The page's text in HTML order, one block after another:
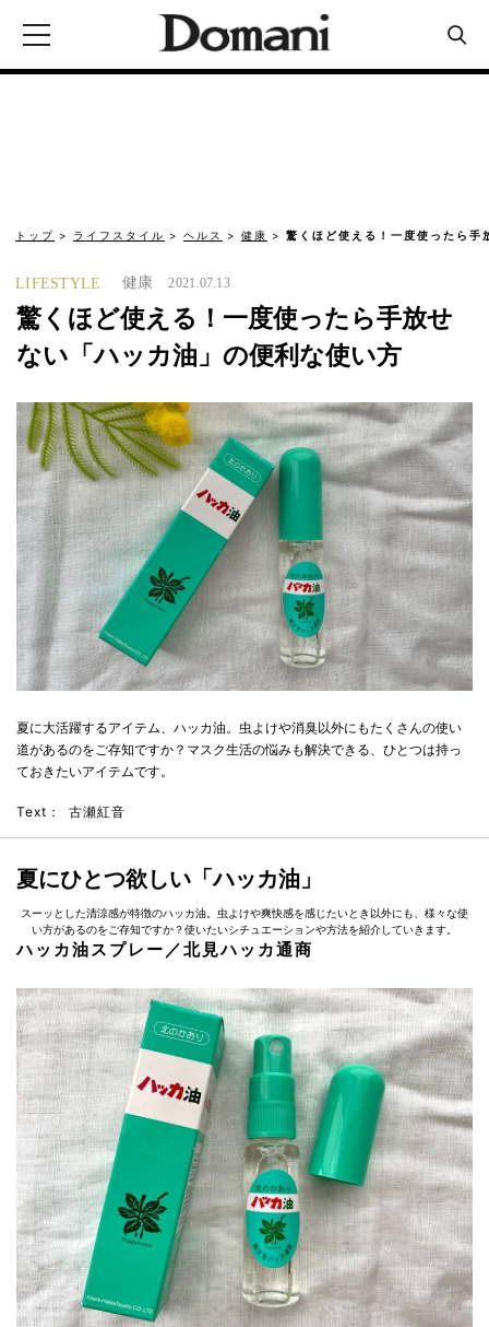
トップ ライフスタイル ヘルス 健康 驚くほど使える！一度使ったら
LIFESTYLE 健康 2021.07.13
驚くほど使える！一度使ったら手放せ
ない「ハッカ油」の便利な使い方
夏に大活躍するアイテム、ハッカ油。虫よけや消臭以外にもたくさんの使い
道があるのをご存知ですか？マスク生活の悩みも解決できる、ひとつは持っ
ておきたいアイテムです。
Text： 古瀬紅音
夏にひとつ欲しい「ハッカ油」
スーッとした清涼感が特徴のハッカ油。虫よけや爽快感を感じたいとき以外にも、様々な使
い方があるのをご存知ですか？使いたいシチュエーションや方法を紹介していきます。
ハッカ油スプレー／北見ハッカ通商